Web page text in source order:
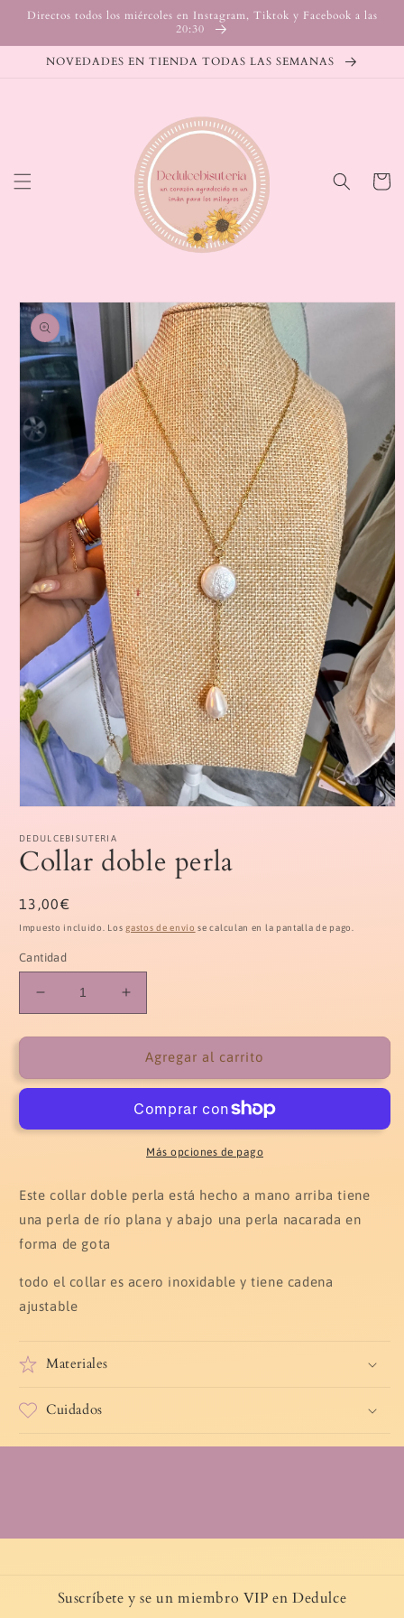
directamente
Directos todos los miércoles en Instagram, Tiktok y Facebook a las
20:30
NOVEDADES EN TIENDA TODAS LAS SEMANAS
Carrito
directamente
a la
información
del producto
multimedia
1
en
modal
DEDULCEBISUTERIA
Collar doble perla
Precio
habitual
13,00€
Impuesto incluido. Losgastos de envío se calculan en la pantalla de pago.
Cantidad
Reducir
cantidad
para
doble
Aumentar
cantidad
para
Collar
doble
Agregar al carrito
Más opciones de pago
Este collar doble perla está hecho a mano arriba tiene
una perla de río plana y abajo una perla nacarada en
forma de gota
todo el collar es acero inoxidable y tiene cadena
ajustable
Materiales
Cuidados
Suscríbete y se un miembro VIP en Dedulce